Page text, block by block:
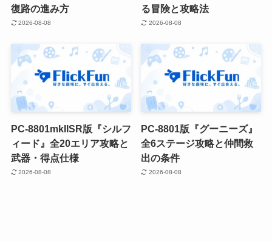
復路の進み方
2026-08-08
る冒険と攻略法
2026-08-08
PC-8801mkIISR版『シルフ
ィード』全20エリア攻略と
武器・得点仕様
2026-08-08
PC-8801版『グーニーズ』
全6ステージ攻略と仲間救
出の条件
2026-08-08